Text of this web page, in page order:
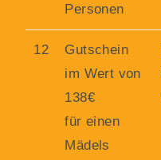
Personen
12
Gutschein
im Wert von
138€
für einen
Mädels